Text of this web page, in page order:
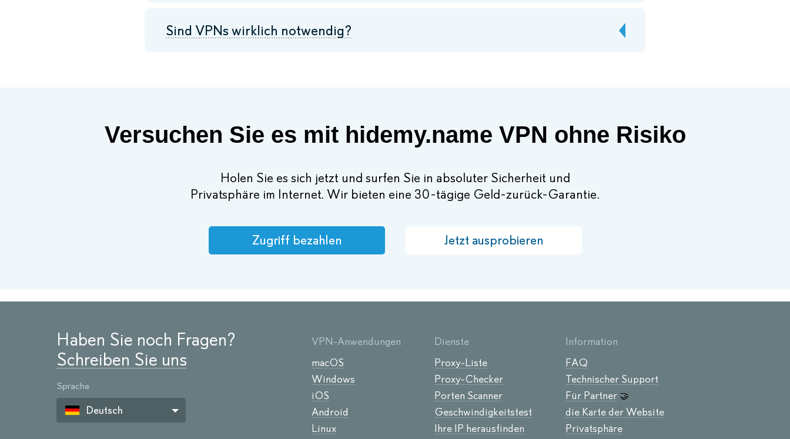
Sind VPNs wirklich notwendig?
Versuchen Sie es mit hidemy.name VPN ohne Risiko
Holen Sie es sich jetzt und surfen Sie in absoluter Sicherheit und
Privatsphäre im Internet. Wir bieten eine 30-tägige Geld-zurück-Garantie.
Zugriff bezahlen Jetzt ausprobieren
Haben Sie noch Fragen?
Schreiben Sie uns
Sprache
Deutsch
VPN-Anwendungen
macOS
Windows
iOS
Android
Linux
Dienste
Proxy-Liste
Proxy-Checker
Porten Scanner
Geschwindigkeitstest
Ihre IP herausfinden
Information
FAQ
Technischer Support
Für Partner 🤝
die Karte der Website
Privatsphäre